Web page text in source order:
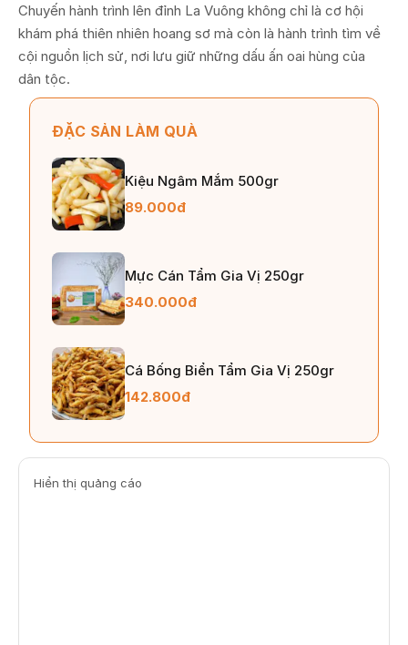
Chuyến hành trình lên đỉnh La Vuông không chỉ là cơ hội
khám phá thiên nhiên hoang sơ mà còn là hành trình tìm về
cội nguồn lịch sử, nơi lưu giữ những dấu ấn oai hùng của
dân tộc.
ĐẶC SẢN LÀM QUÀ
Kiệu Ngâm Mắm 500gr
89.000đ
Mực Cán Tẩm Gia Vị 250gr
340.000đ
Cá Bống Biển Tẩm Gia Vị 250gr
142.800đ
Hiển thị quảng cáo